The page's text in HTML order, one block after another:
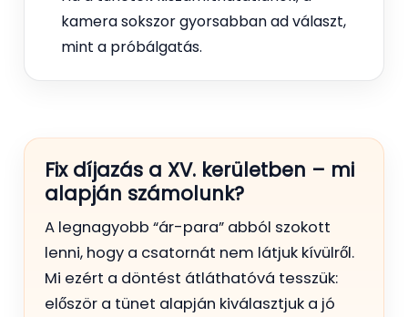
kamera sokszor gyorsabban ad választ,
mint a próbálgatás.
Fix díjazás a XV. kerületben – mi
alapján számolunk?
A legnagyobb “ár-para” abból szokott
lenni, hogy a csatornát nem látjuk kívülről.
Mi ezért a döntést átláthatóvá tesszük:
először a tünet alapján kiválasztjuk a jó